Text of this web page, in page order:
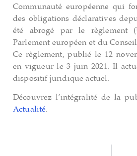
Communauté européenne qui
des obligations déclaratives
été abrogé par le règlement
Parlement européen et du
Ce règlement, publié le 12
en vigueur le 3 juin 2021. Il
dispositif juridique actuel.
Découvrez l’intégralité de la
Actualité.